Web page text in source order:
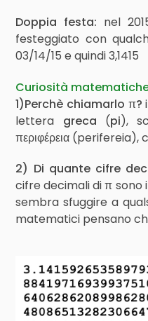
Doppia festa: nel
festeggiato con
03/14/15 e quindi 3,1415
Curiosità
1)Perchè chiamarlo π?
lettera greca (pi),
περιφέρεια
2) Di quante cifre
cifre decimali diπ sono
sembra sfuggire a
matematici pensano